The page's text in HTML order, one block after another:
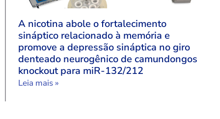
A nicotina abole o fortalecimento
sináptico relacionado à memória e
promove a depressão sináptica no giro
denteado neurogênico de camundongos
knockout para miR-132/212
Leia mais »